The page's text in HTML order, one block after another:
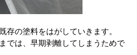
存の塗料をはがしていきます。
では、早期剥離してしまうためで